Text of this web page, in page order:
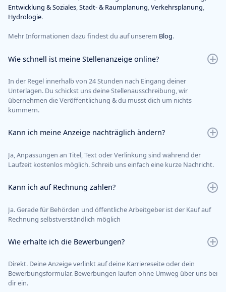
Entwicklung & Soziales,Stadt- & Raumplanung,Verkehrsplanung,
Hydrologie.
Mehr Informationen dazu findest du auf unserem Blog.
Wie schnell ist meine Stellenanzeige online?
In der Regel innerhalb von 24 Stunden nach Eingang deiner
Unterlagen. Du schickst uns deine Stellenausschreibung, wir
übernehmen die Veröffentlichung & du musst dich um nichts
kümmern.
Kann ich meine Anzeige nachträglich ändern?
Ja, Anpassungen an Titel, Text oder Verlinkung sind während der
Laufzeit kostenlos möglich. Schreib uns einfach eine kurze Nachricht.
Kann ich auf Rechnung zahlen?
Ja. Gerade für Behörden und öffentliche Arbeitgeber ist der Kauf auf
Rechnung selbstverständlich möglich
Wie erhalte ich die Bewerbungen?
Direkt. Deine Anzeige verlinkt auf deine Karriereseite oder dein
Bewerbungsformular. Bewerbungen laufen ohne Umweg über uns bei
dir ein.